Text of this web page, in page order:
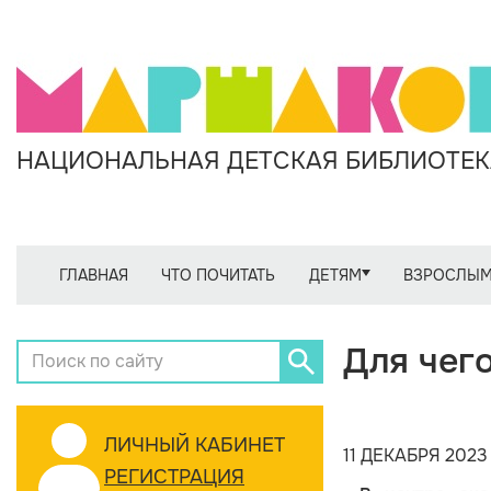
НАЦИОНАЛЬНАЯ ДЕТСКАЯ
ГЛАВНАЯ ЧТО ПОЧИТАТЬ ДЕТЯМ
ЛИЧНЫЙ КАБИНЕТ
РЕГИСТРАЦИЯ
Для
11 ДЕКАБРЯ 2023